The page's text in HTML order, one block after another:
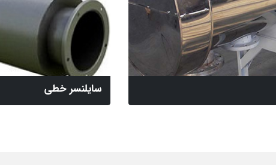
سایلنسر خطی